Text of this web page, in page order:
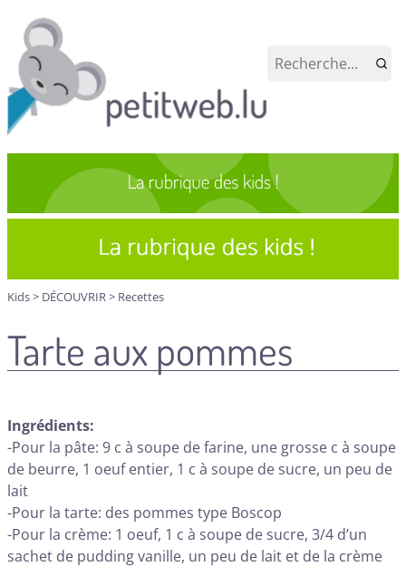
Kids> DÉCOUVRIR> Recettes
Tarte aux pommes
Ingrédients:
-Pour la pâte: 9 c à soupe de farine, une grosse c à soupe
de beurre, 1 oeuf entier, 1 c à soupe de sucre, un peu de
lait
-Pour la tarte: des pommes type Boscop
-Pour la crème: 1 oeuf, 1 c à soupe de sucre, 3/4 d’un
sachet de pudding vanille, un peu de lait et de la crème